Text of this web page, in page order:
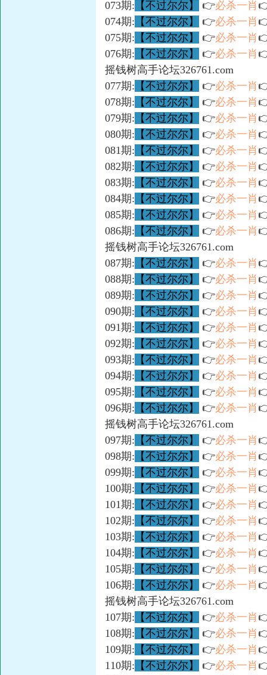
073期: 【不过尔尔】 👉必杀一肖
074期: 【不过尔尔】 👉必杀一肖
075期: 【不过尔尔】 👉必杀一肖
076期: 【不过尔尔】 👉必杀一肖
摇钱树高手论坛326761.com
077期: 【不过尔尔】 👉必杀一肖
078期: 【不过尔尔】 👉必杀一肖
079期: 【不过尔尔】 👉必杀一肖
080期: 【不过尔尔】 👉必杀一肖
081期: 【不过尔尔】 👉必杀一肖
082期: 【不过尔尔】 👉必杀一肖
083期: 【不过尔尔】 👉必杀一肖
084期: 【不过尔尔】 👉必杀一肖
085期: 【不过尔尔】 👉必杀一肖
086期: 【不过尔尔】 👉必杀一肖
摇钱树高手论坛326761.com
087期: 【不过尔尔】 👉必杀一肖
088期: 【不过尔尔】 👉必杀一肖
089期: 【不过尔尔】 👉必杀一肖
090期: 【不过尔尔】 👉必杀一肖
091期: 【不过尔尔】 👉必杀一肖
092期: 【不过尔尔】 👉必杀一肖
093期: 【不过尔尔】 👉必杀一肖
094期: 【不过尔尔】 👉必杀一肖
095期: 【不过尔尔】 👉必杀一肖
096期: 【不过尔尔】 👉必杀一肖
摇钱树高手论坛326761.com
097期: 【不过尔尔】 👉必杀一肖
098期: 【不过尔尔】 👉必杀一肖
099期: 【不过尔尔】 👉必杀一肖
100期: 【不过尔尔】 👉必杀一肖
101期: 【不过尔尔】 👉必杀一肖
102期: 【不过尔尔】 👉必杀一肖
103期: 【不过尔尔】 👉必杀一肖
104期: 【不过尔尔】 👉必杀一肖
105期: 【不过尔尔】 👉必杀一肖
106期: 【不过尔尔】 👉必杀一肖
摇钱树高手论坛326761.com
107期: 【不过尔尔】 👉必杀一肖
108期: 【不过尔尔】 👉必杀一肖
109期: 【不过尔尔】 👉必杀一肖
110期: 【不过尔尔】 👉必杀一肖